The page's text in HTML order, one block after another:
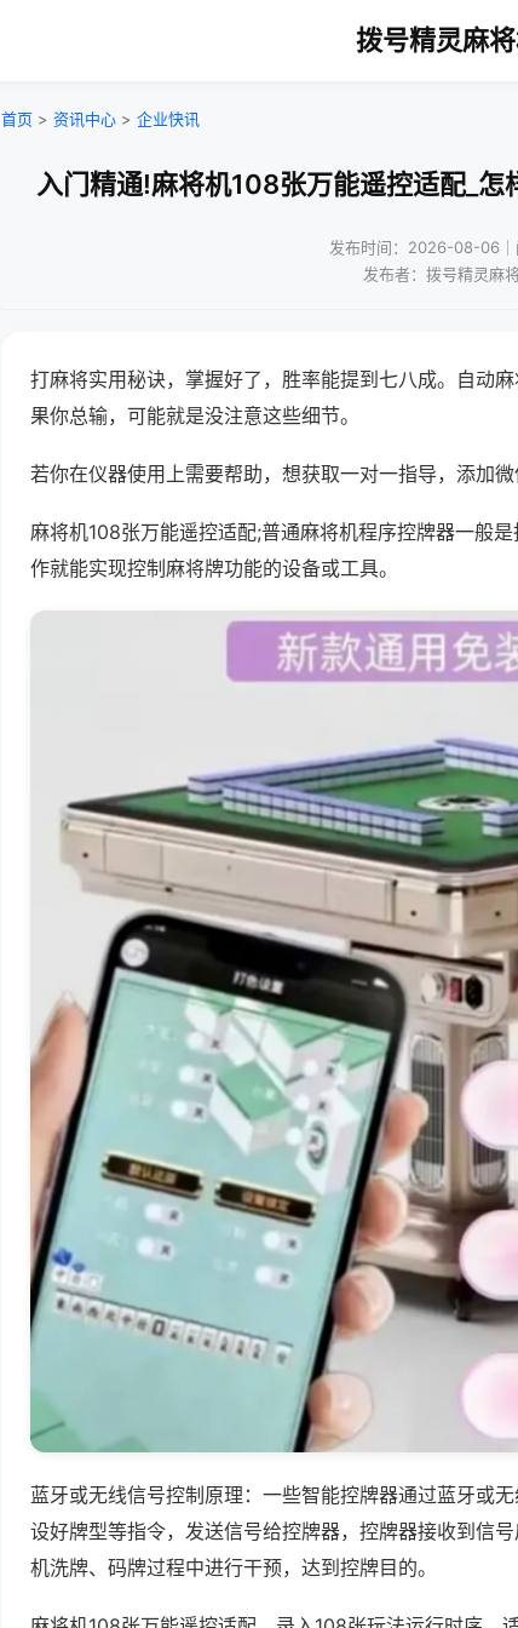
拨号精灵麻
首页 > 资讯中心 > 企业快讯
入门精通!麻将机108张万能遥控适配_
发布时间：2026-08-06｜
发布者：拨号精灵麻
打麻将实用秘诀，掌握好了，胜率能提到七八成。自动
果你总输，可能就是没注意这些细节。
若你在仪器使用上需要帮助，想获取一对一指导，添加
麻将机108张万能遥控适配;普通麻将机程序控牌器一般
作就能实现控制麻将牌功能的设备或工具。
蓝牙或无线信号控制原理：一些智能控牌器通过蓝牙或
设好牌型等指令，发送信号给控牌器，控牌器接收到信
机洗牌、码牌过程中进行干预，达到控牌目的。